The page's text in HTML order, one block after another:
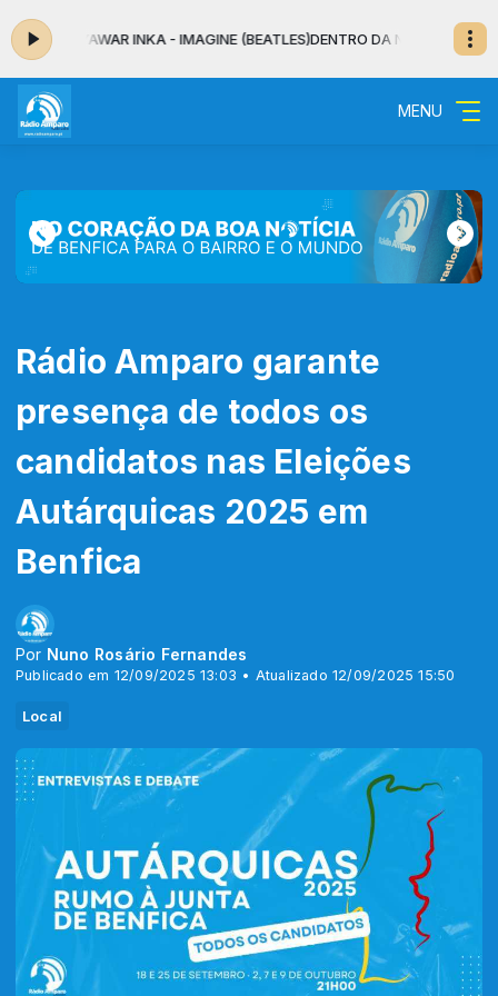
YAWAR INKA - IMAGINE (BEATLES)DENTRO DA NOITE - MUSICAL
MENU
Rádio Amparo garante
presença de todos os
candidatos nas Eleições
Autárquicas 2025 em
Benfica
Por Nuno Rosário Fernandes
Publicado em 12/09/2025 13:03 • Atualizado 12/09/2025 15:50
Local